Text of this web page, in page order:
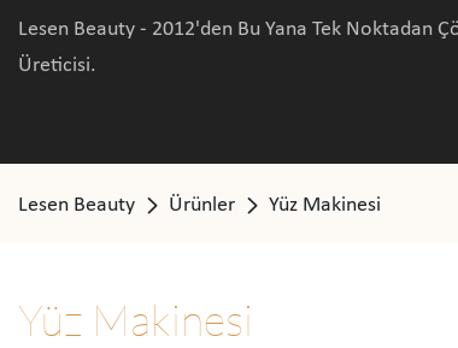
Lesen Beauty - 2012'den Bu Yana Tek Noktadan
Üreticisi.
Lesen Beauty Ürünler Yüz Makinesi
Yüz Makinesi